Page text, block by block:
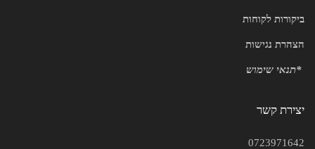
ביקורות לקוחות
הצהרת נגישות
*תנאי שימוש
יצירת קשר
0723971642